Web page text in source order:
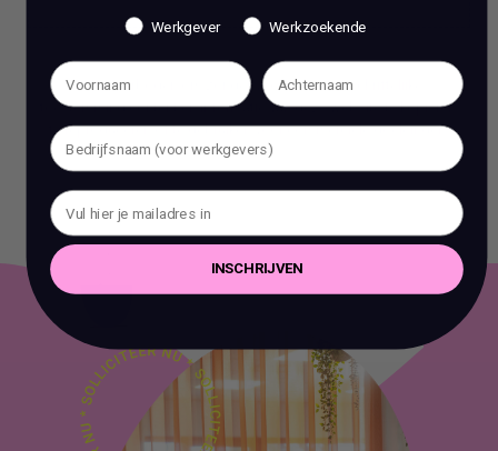
BOEK EEN 70 MIN CONSULT
Het is verboden om zonder voorafgaande schriftelijke
toestemming content en informatie van deze website te kopiëren,
te reproduceren of te gebruiken voor commerciële doeleinden.
Werkgever Werkzoekende
INSCHRIJVEN